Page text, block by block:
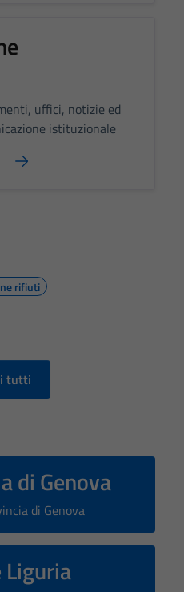
uffici, notizie ed
istituzionale
rifiuti
tutti
di Genova
di Genova
Liguria